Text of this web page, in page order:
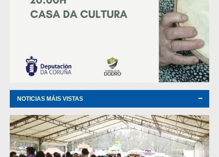
NOTICIAS MÁIS VISTAS